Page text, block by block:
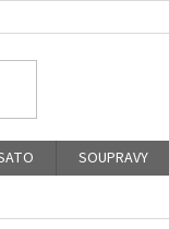
SOUPRAVY